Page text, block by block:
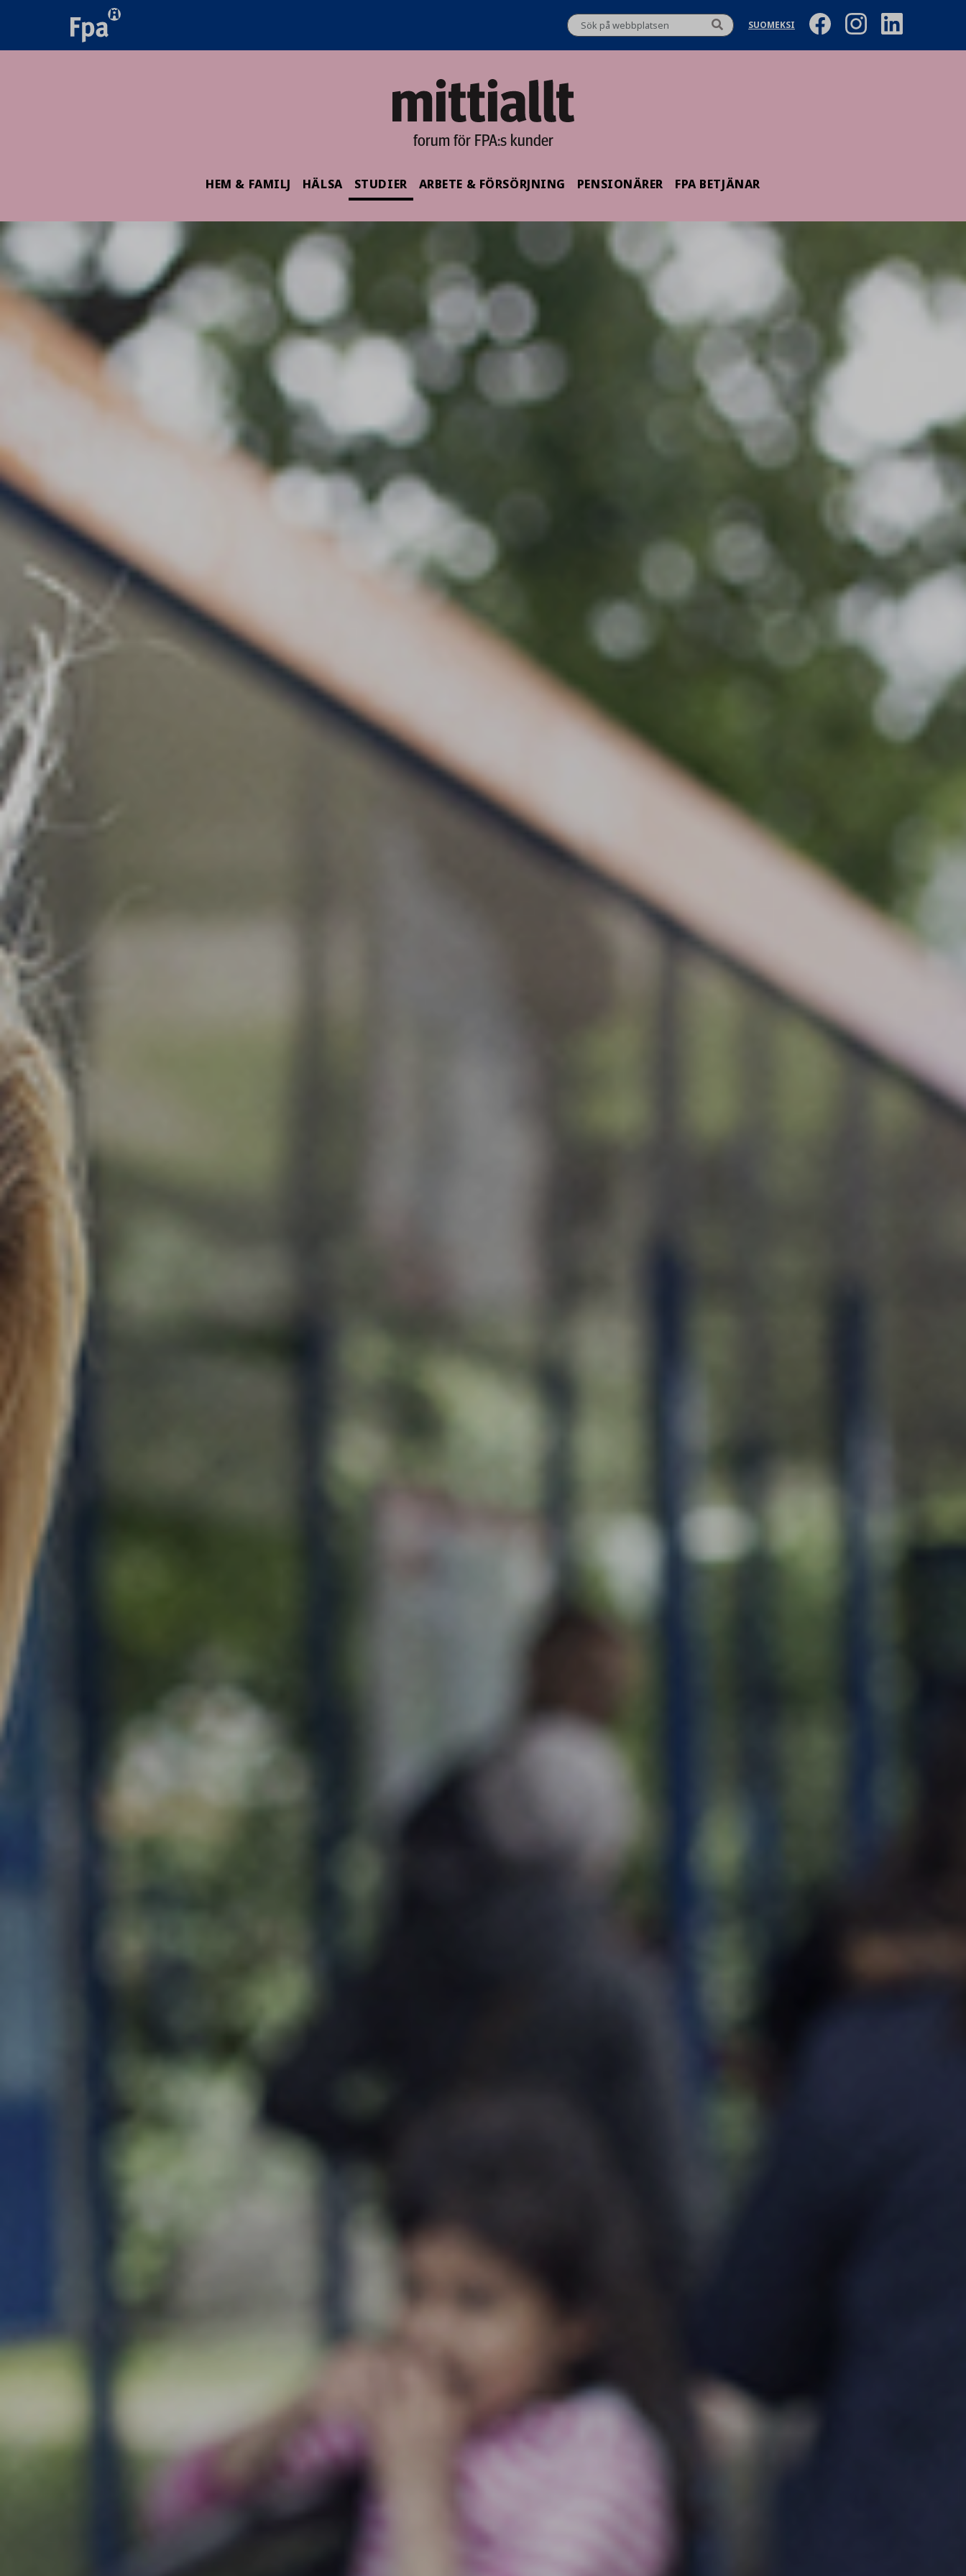
SUOMEKSI
forum för FPA:s kunder
HEM & FAMILJ HÄLSA STUDIER ARBETE & FÖRSÖRJNING PENSIONÄRER FPA BETJÄNAR